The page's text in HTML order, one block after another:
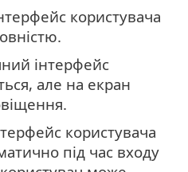
користувача
інтерфейс
але на екран
користувача
під час входу